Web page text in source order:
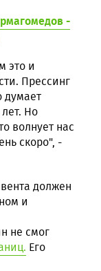
-
это и
Прессинг
думает
Но
волнует нас
скоро", -
должен
и
не смог
Его